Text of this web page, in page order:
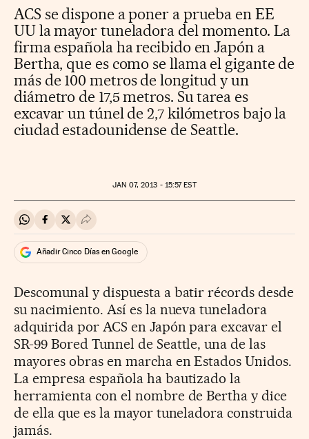
ACS se dispone a poner a prueba en EE
UU la mayor tuneladora del momento. La
firma española ha recibido en Japón a
Bertha, que es como se llama el gigante de
más de 100 metros de longitud y un
diámetro de 17,5 metros. Su tarea es
excavar un túnel de 2,7 kilómetros bajo la
ciudad estadounidense de Seattle.
JAN 07, 2013 - 15:57EST
Compartir en Whatsapp
Compartir en Facebook
Compartir en Twitter
Desplegar Redes Sociales
Añadir Cinco Días en Google
Descomunal y dispuesta a batir récords desde
su nacimiento. Así es la nueva tuneladora
adquirida por ACS en Japón para excavar el
SR-99 Bored Tunnel de Seattle, una de las
mayores obras en marcha en Estados Unidos.
La empresa española ha bautizado la
herramienta con el nombre de Bertha y dice
de ella que es la mayor tuneladora construida
jamás.